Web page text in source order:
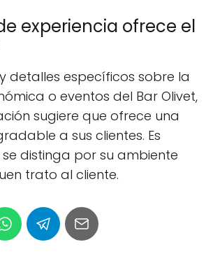
experiencia ofrece el
detalles específicos sobre la
o eventos del Bar Olivet,
sugiere que ofrece una
a sus clientes. Es
distinga por su ambiente
trato al cliente.